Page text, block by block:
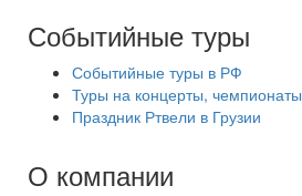
Событийные туры
Событийные туры в РФ
Туры на концерты, чемпионаты
Праздник Ртвели в Грузии
О компании